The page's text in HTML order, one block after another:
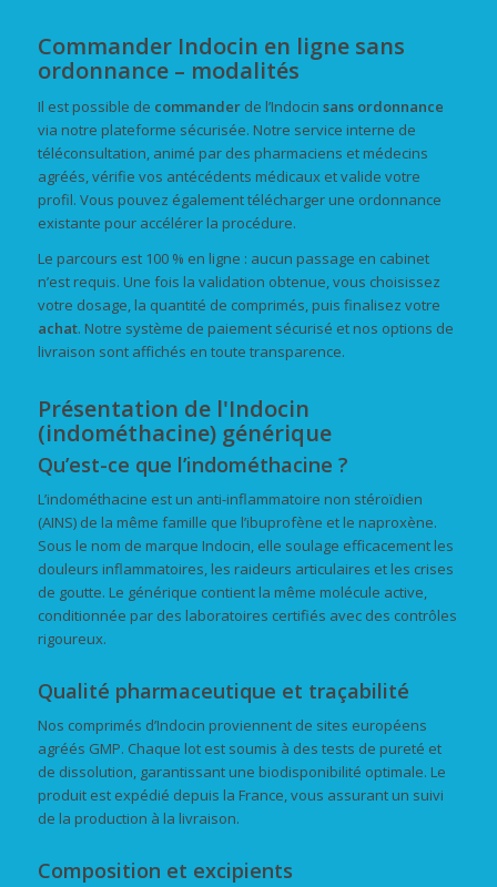
Commander Indocin en ligne sans
ordonnance – modalités
Il est possible de commanderde l’Indocin sans ordonnance
via notre plateforme sécurisée. Notre service interne de
téléconsultation, animé par des pharmaciens et médecins
agréés, vérifie vos antécédents médicaux et valide votre
profil. Vous pouvez également télécharger une ordonnance
existante pour accélérer la procédure.
Le parcours est 100 % en ligne : aucun passage en cabinet
n’est requis. Une fois la validation obtenue, vous choisissez
votre dosage, la quantité de comprimés, puis finalisez votre
achat. Notre système de paiement sécurisé et nos options de
livraison sont affichés en toute transparence.
Présentation de l'Indocin
(indométhacine) générique
Qu’est-ce que l’indométhacine ?
L’indométhacine est un anti-inflammatoire non stéroïdien
(AINS) de la même famille que l’ibuprofène et le naproxène.
Sous le nom de marque Indocin, elle soulage efficacement les
douleurs inflammatoires, les raideurs articulaires et les crises
de goutte. Le générique contient la même molécule active,
conditionnée par des laboratoires certifiés avec des contrôles
rigoureux.
Qualité pharmaceutique et traçabilité
Nos comprimés d’Indocin proviennent de sites européens
agréés GMP. Chaque lot est soumis à des tests de pureté et
de dissolution, garantissant une biodisponibilité optimale. Le
produit est expédié depuis la France, vous assurant un suivi
de la production à la livraison.
Composition et excipients